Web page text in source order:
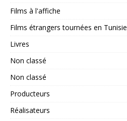
Films à l'affiche
Films étrangers tournées en Tunisie
Livres
Non classé
Non classé
Producteurs
Réalisateurs